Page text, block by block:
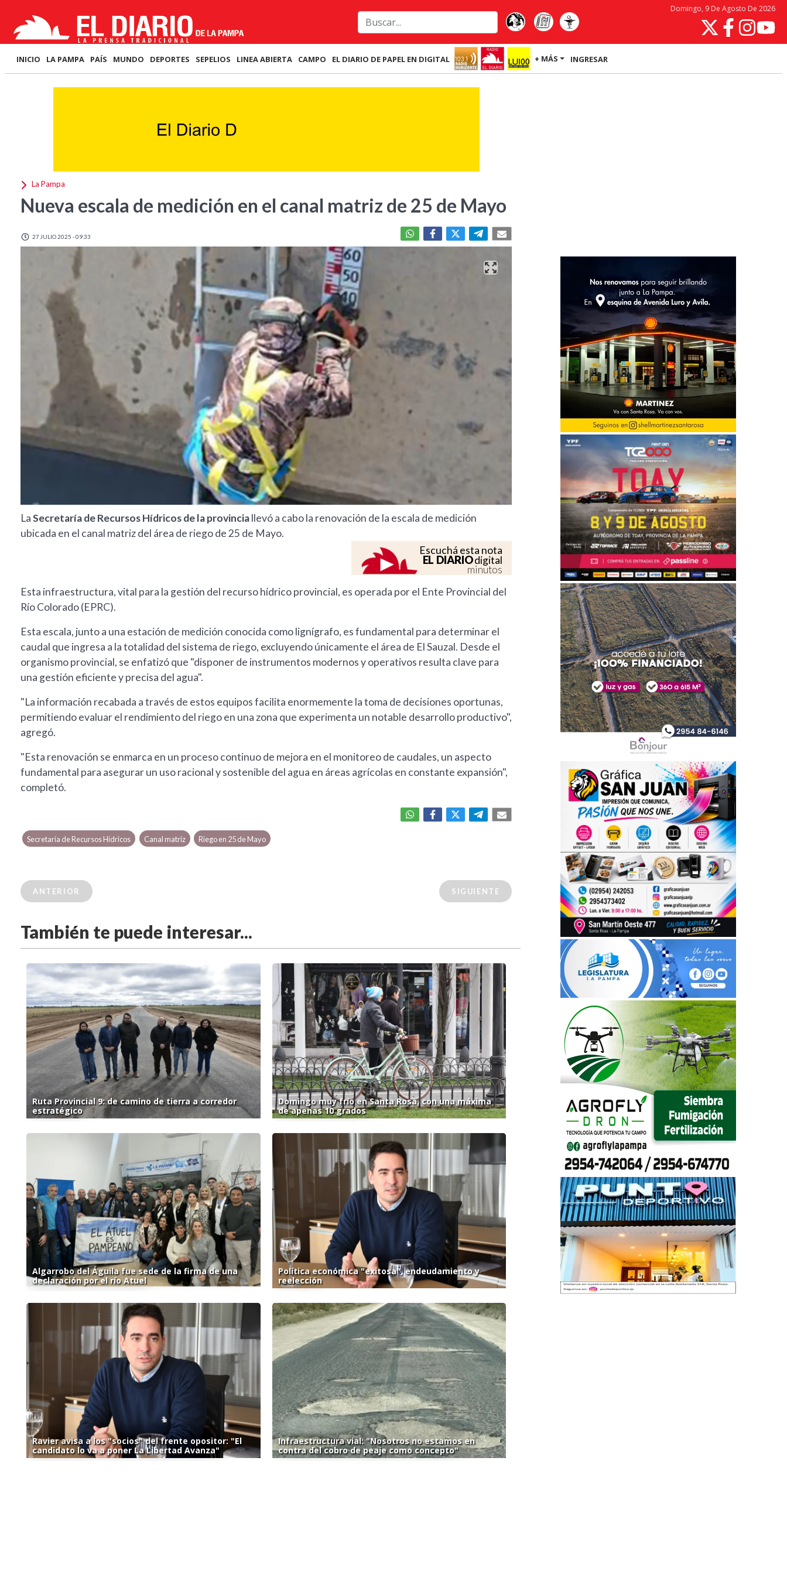
Domingo, 9 De Agosto De 2026
INICIO LA PAMPA PAÍS MUNDO DEPORTES SEPELIOS LINEA ABIERTA CAMPO EL DIARIO DE PAPEL EN DIGITAL + MÁS INGRESAR
La Pampa
Nueva escala de medición en el canal matriz de 25 de Mayo
27 JULIO 2025 - 09:33
LaSecretaría de Recursos Hídricos de la provinciallevó a cabo la renovación de la escala de medición
ubicada en el canal matriz del área de riego de 25 de Mayo.
Escuchá esta nota
EL DIARIOdigital
minutos
Esta infraestructura, vital para la gestión del recurso hídrico provincial, es operada por el Ente Provincial del
Río Colorado (EPRC).
Esta escala, junto a una estación de medición conocida como lignígrafo, es fundamental para determinar el
caudal que ingresa a la totalidad del sistema de riego, excluyendo únicamente el área de El Sauzal. Desde el
organismo provincial, se enfatizó que "disponer de instrumentos modernos y operativos resulta clave para
una gestión eficiente y precisa del agua".
"La información recabada a través de estos equipos facilita enormemente la toma de decisiones oportunas,
permitiendo evaluar el rendimiento del riego en una zona que experimenta un notable desarrollo productivo",
agregó.
"Esta renovación se enmarca en un proceso continuo de mejora en el monitoreo de caudales, un aspecto
fundamental para asegurar un uso racional y sostenible del agua en áreas agrícolas en constante expansión",
completó.
Secretaría de Recursos Hídricos Canal matriz Riego en 25 de Mayo
ANTERIOR SIGUIENTE
También te puede interesar...
Ruta Provincial 9: de camino de tierra a corredor
estratégico
Domingo muy frío en Santa Rosa, con una máxima
de apenas 10 grados
Algarrobo del Águila fue sede de la firma de una
declaración por el río Atuel
Política económica "exitosa", endeudamiento y
reelección
Ravier avisa a los "socios" del frente opositor: "El
candidato lo va a poner La Libertad Avanza"
Infraestructura vial: "Nosotros no estamos en
contra del cobro de peaje como concepto"